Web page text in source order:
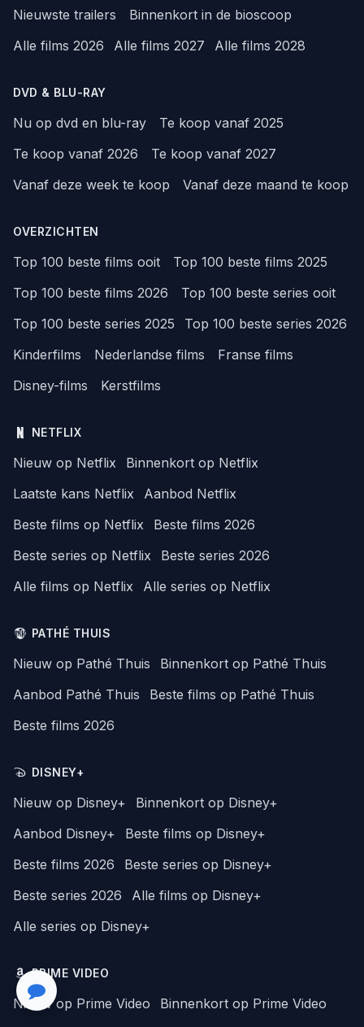
Nieuwste trailers
Binnenkort in de bioscoop
Alle films 2026
Alle films 2027 Alle films 2028
DVD & BLU-RAY
Nu op dvd en blu-ray
Te koop vanaf 2025
Te koop vanaf 2026
Te koop vanaf 2027
Vanaf deze week te koop
Vanaf deze maand te koop
OVERZICHTEN
Top 100 beste films ooit
Top 100 beste films 2025
Top 100 beste films 2026
Top 100 beste series ooit
Top 100 beste series 2025
Top 100 beste series 2026
Kinderfilms
Nederlandse films
Franse films
Disney-films
Kerstfilms
NETFLIX
Nieuw op Netflix
Binnenkort op Netflix
Laatste kans Netflix
Aanbod Netflix
Beste films op Netflix
Beste films 2026
Beste series op Netflix
Beste series 2026
Alle films op Netflix
Alle series op Netflix
PATHÉ THUIS
Nieuw op Pathé Thuis
Binnenkort op Pathé Thuis
Aanbod Pathé Thuis
Beste films op Pathé Thuis
Beste films 2026
DISNEY+
Nieuw op Disney+
Binnenkort op Disney+
Aanbod Disney+
Beste films op Disney+
Beste films 2026
Beste series op Disney+
Beste series 2026
Alle films op Disney+
Alle series op Disney+
PRIME VIDEO
Nieuw op Prime Video
Binnenkort op Prime Video